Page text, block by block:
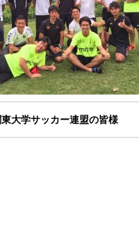
東大学サッカー連盟の皆様